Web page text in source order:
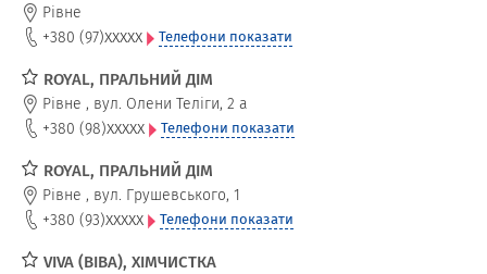
Рівне
+380 (97)xxxxx Телефони показати
ROYAL, ПРАЛЬНИЙ ДІМ
Рівне , вул. Олени Теліги, 2 а
+380 (98)xxxxx Телефони показати
ROYAL, ПРАЛЬНИЙ ДІМ
Рівне , вул. Грушевського, 1
+380 (93)xxxxx Телефони показати
VIVA (ВІВА), ХІМЧИСТКА